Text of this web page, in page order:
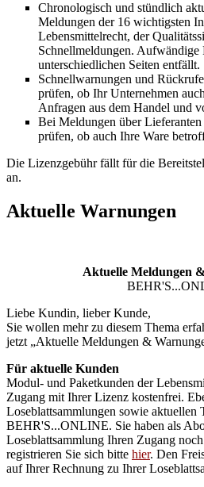
Chronologisch und stündlich
Meldungen der 16 wichtigsten
Lebensmittelrecht, der
Schnellmeldungen. Aufwändige
unterschiedlichen Seiten entfällt.
Schnellwarnungen und
prüfen, ob Ihr Unternehmen
Anfragen aus dem Handel und
Bei Meldungen über
prüfen, ob auch Ihre Ware
Die Lizenzgebühr fällt für die
an.
Aktuelle Warnungen
Aktuelle Meldungen
Liebe Kundin, lieber Kunde,
Sie wollen mehr zu diesem Thema
jetzt „Aktuelle Meldungen &
Für aktuelle Kunden
Modul- und Paketkunden der
Zugang mit Ihrer Lizenz kostenfrei.
Loseblattsammlungen sowie aktuellen
BEHR'S...ONLINE. Sie haben als
Loseblattsammlung Ihren Zugang
registrieren Sie sich bitte hier. Den
auf Ihrer Rechnung zu Ihrer